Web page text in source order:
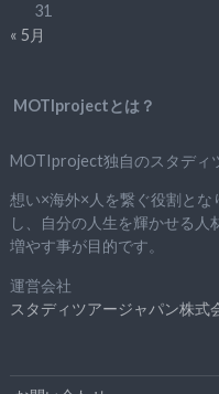
31
« 5月
MOTIprojectとは？
MOTIproject独自のスタディ
想い×海外×人を繋ぐ役割と
し、自分の人生を輝かせる
増やす事が目的です。
運営会社
スタディツアージャパン株式